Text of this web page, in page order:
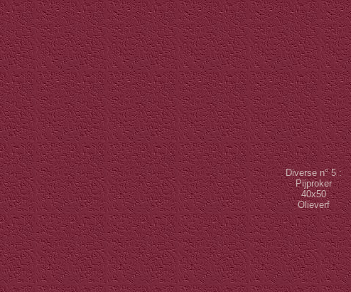
Diverse n° 5 :
Pijproker
40x50
Olieverf